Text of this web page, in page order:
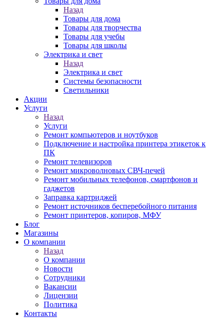
Назад
Товары для дома
Товары для творчества
Товары для учебы
Товары для школы
Электрика и свет
Назад
Электрика и свет
Системы безопасности
Светильники
Акции
Услуги
Назад
Услуги
Ремонт компьютеров и ноутбуков
Подключение и настройка принтера этикеток к
ПК
Ремонт телевизоров
Ремонт микроволновых СВЧ-печей
Ремонт мобильных телефонов, смартфонов и
гаджетов
Заправка картриджей
Ремонт источников бесперебойного питания
Ремонт принтеров, копиров, МФУ
Блог
Магазины
О компании
Назад
О компании
Новости
Сотрудники
Вакансии
Лицензии
Политика
Контакты